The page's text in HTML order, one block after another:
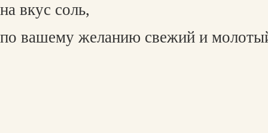
на вкус соль,
по вашему желанию свежий и